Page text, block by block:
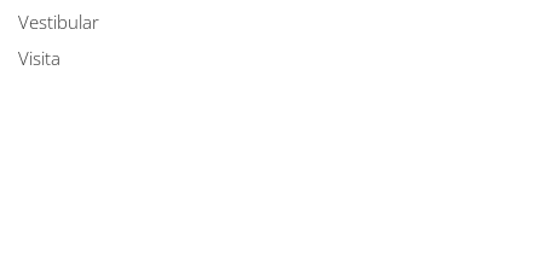
Vestibular
Visita